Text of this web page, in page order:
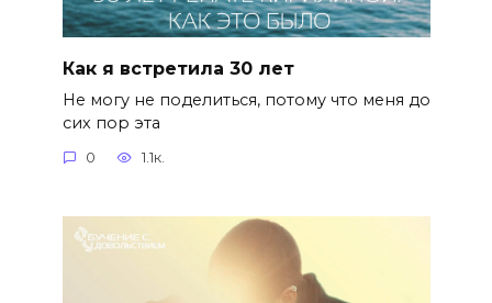
Как я встретила 30 лет
Не могу не поделиться, потому что меня до
сих пор эта
0 1.1к.